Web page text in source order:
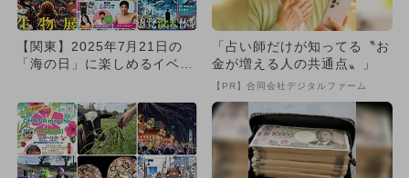
【関東】2025年7月21日の
「海の日」に楽しめるイベン
「占い師だけが知ってる〝お
金が増える人の共通点〟」
【PR】合同会社デジタルファーム